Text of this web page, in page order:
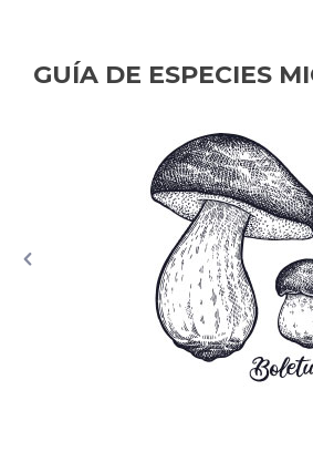
GUÍA DE ESPECIES